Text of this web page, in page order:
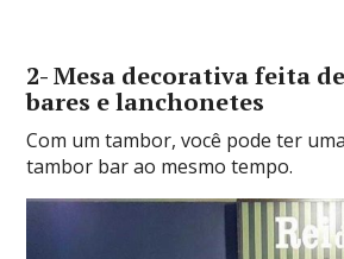
2- Mesa decorativa feita
bares e lanchonetes
Com um tambor, você pode ter
tambor bar ao mesmo tempo.